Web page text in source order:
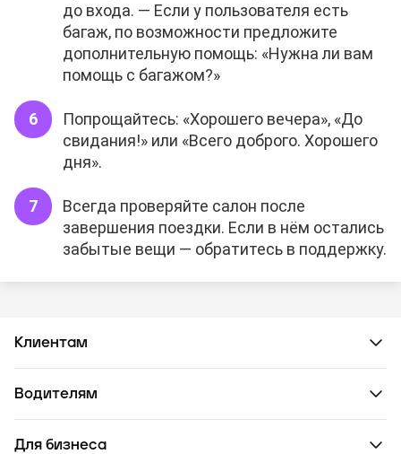
до входа. — Если у пользователя есть
багаж, по возможности предложите
дополнительную помощь: «Нужна ли вам
помощь с багажом?»
Попрощайтесь: «Хорошего вечера», «До
свидания!» или «Всего доброго. Хорошего
дня».
Всегда проверяйте салон после
завершения поездки. Если в нём остались
забытые вещи — обратитесь в поддержку.
Клиентам
Водителям
Для бизнеса